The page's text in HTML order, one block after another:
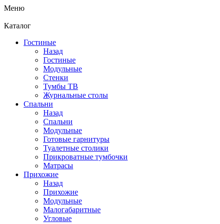
Меню
Каталог
Гостиные
Назад
Гостиные
Модульные
Стенки
Тумбы ТВ
Журнальные столы
Спальни
Назад
Спальни
Модульные
Готовые гарнитуры
Туалетные столики
Прикроватные тумбочки
Матрасы
Прихожие
Назад
Прихожие
Модульные
Малогабаритные
Угловые